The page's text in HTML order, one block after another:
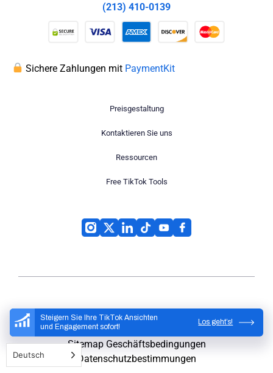
Steigern Sie Ihre TikTok Ansichten
und Engagement sofort!
Los geht’s!
(213) 410-0139
Sichere Zahlungen mit PaymentKit
Preisgestaltung
Kontaktieren Sie uns
Ressourcen
Free TikTok Tools
High Social© 2026
Sitemap Geschäftsbedingungen
Datenschutzbestimmungen
Deutsch